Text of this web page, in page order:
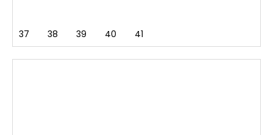
37 38 39 40 41